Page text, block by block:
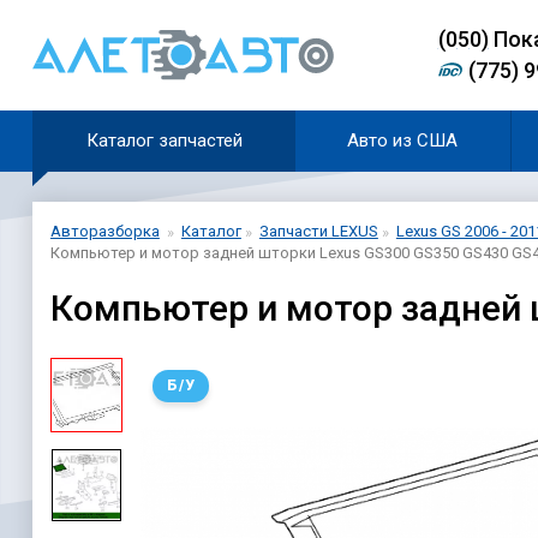
(050)
(775)
Каталог запчастей Авто из США
Авторазборка Каталог Запчасти LEXUS
Lexus GS 2006 -
Компьютер и мотор задней шторки Lexus GS300 GS350 GS430
Компьютер и мотор задней
Б/У